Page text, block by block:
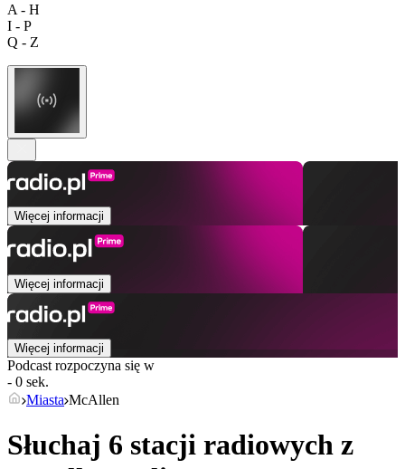
A - H
I - P
Q - Z
Więcej informacji
Więcej informacji
Więcej informacji
Podcast rozpoczyna się w
- 0 sek.
Miasta McAllen
Słuchaj 6 stacji radiowych z